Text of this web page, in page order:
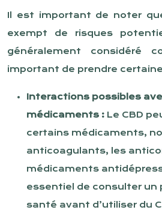
Il est important de noter
exempt de risques
généralement considéré
important de prendre
Interactions possibles
médicaments : Le CBD
certains médicaments,
anticoagulants, les
médicaments
essentiel de consulter un
santé avant d’utiliser du